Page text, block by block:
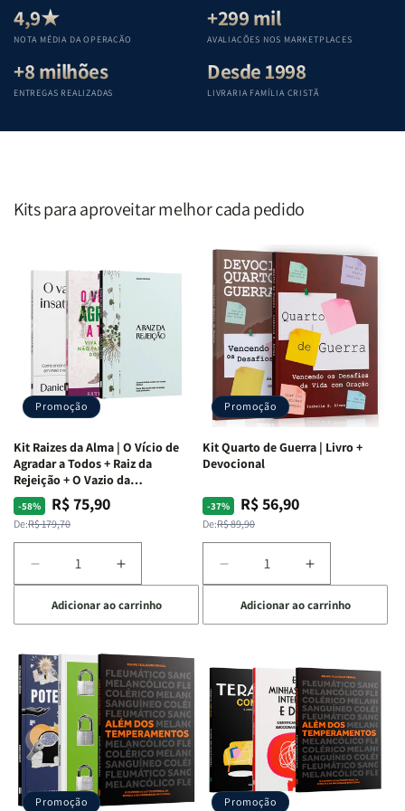
Teológica
Penkal
Penkal
Teológica
Penkal
4,9★
NOTA MÉDIA DA OPERAÇÃO
+299 mil
AVALIAÇÕES NOS MARKETPLACES
+8 milhões
ENTREGAS REALIZADAS
Desde 1998
LIVRARIA FAMÍLIA CRISTÃ
Kits para aproveitar melhor cada pedido
Promoção
Kit Raizes da Alma | O Vício de
Agradar a Todos + Raiz da
Rejeição + O Vazio da
Insatisfação.
-58%
Preço
normal
De:R$ 179,70
Preço
promocional
R$ 75,90
Diminuir
a
quantidade
de
Raizes
da
Alma
|
O
Vício
Agradar
Aumentar
a
quantidade
de
Raizes
da
Alma
|
O
Vício
de
Agradar
Adicionar ao carrinho
Promoção
Kit Quarto de Guerra | Livro +
Devocional
-37%
Preço
normal
De:R$ 89,90
Preço
promocional
R$ 56,90
Diminuir
a
quantidade
de
Quarto
de
Guerra
Livro
+
Devocional
Aumentar
a
quantidade
de
Quarto
de
Guerra
|
Livro
+
Devocional
Adicionar ao carrinho
Promoção Promoção